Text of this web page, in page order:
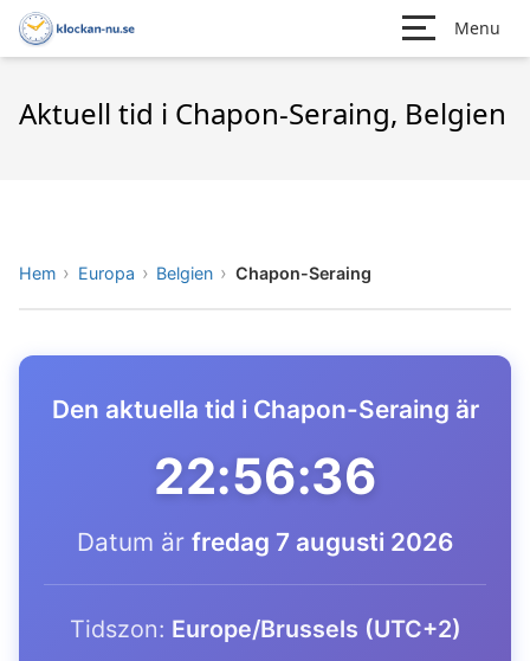
Menu
Aktuell tid i Chapon-Seraing, Belgien
Hem Europa Belgien Chapon-Seraing
Den aktuella tid i Chapon-Seraing är
22:56:36
Datum är fredag 7 augusti 2026
Tidszon: Europe/Brussels (UTC+2)